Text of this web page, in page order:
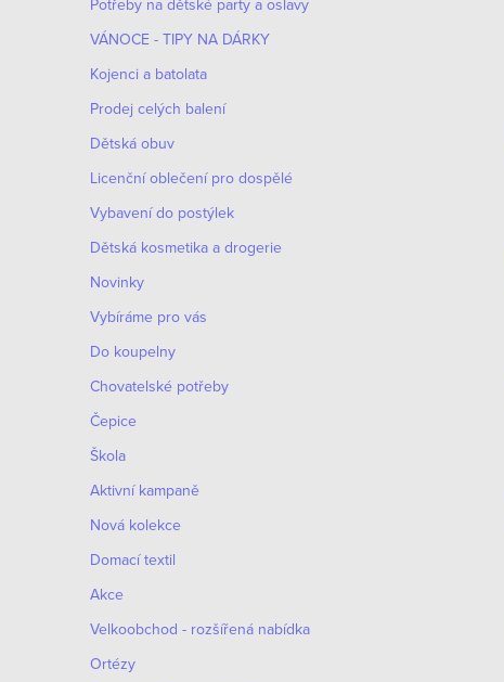
Potřeby na dětské party a oslavy
VÁNOCE - TIPY NA DÁRKY
Kojenci a batolata
Prodej celých balení
Dětská obuv
Licenční oblečení pro dospělé
Vybavení do postýlek
Dětská kosmetika a drogerie
Novinky
Vybíráme pro vás
Do koupelny
Chovatelské potřeby
Čepice
Škola
Aktivní kampaně
Nová kolekce
Domací textil
Akce
Velkoobchod - rozšířená nabídka
Ortézy